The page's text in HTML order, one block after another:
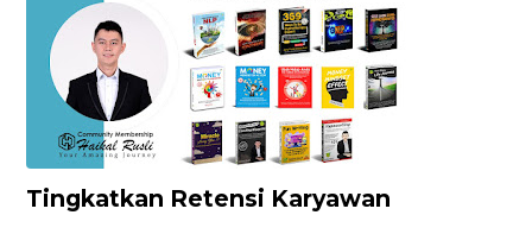
Tingkatkan Retensi Karyawan